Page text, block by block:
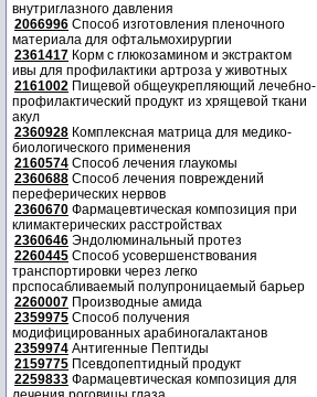
внутриглазного давления
2066996 Способ изготовления пленочного
материала для офтальмохирургии
2361417 Корм с глюкозамином и экстрактом
ивы для профилактики артроза у животных
2161002 Пищевой общеукрепляющий лечебно-
профилактический продукт из хрящевой ткани
акул
2360928 Комплексная матрица для медико-
биологического применения
2160574 Способ лечения глаукомы
2360688 Способ лечения повреждений
переферических нервов
2360670 Фармацевтическая композиция при
климактерических расстройствах
2360646 Эндолюминальный протез
2260445 Способ усовершенствования
транспортировки через легко
прспосабливаемый полупроницаемый барьер
2260007 Производные амида
2359975 Способ получения
модифицированных арабиногалактанов
2359974 Антигенные Пептиды
2159775 Псевдопептидный продукт
2259833 Фармацевтическая композиция для